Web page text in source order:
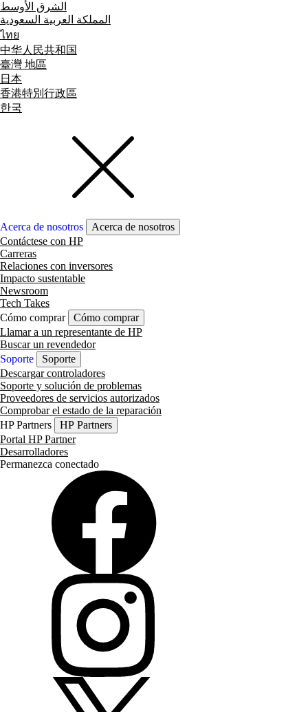
الشرق الأوسط
المملكة العربية السعودية
ไทย
中华人民共和国
臺灣 地區
日本
香港特別行政區
한국
Acerca de nosotros
Acerca de nosotros
Contáctese con HP
Carreras
Relaciones con inversores
Impacto sustentable
Newsroom
Tech Takes
Cómo comprar
Cómo comprar
Llamar a un representante de HP
Buscar un revendedor
Soporte
Soporte
Descargar controladores
Soporte y solución de problemas
Proveedores de servicios autorizados
Comprobar el estado de la reparación
HP Partners
HP Partners
Portal HP Partner
Desarrolladores
Permanezca conectado